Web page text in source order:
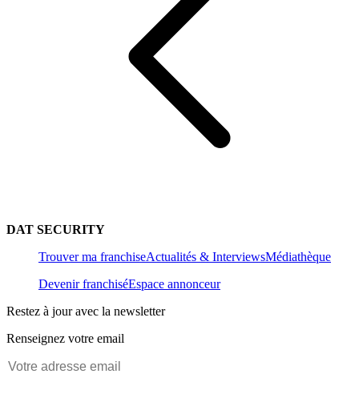
DAT SECURITY
Trouver ma franchiseActualités & InterviewsMédiathèque
Devenir franchiséEspace annonceur
Restez à jour avec la newsletter
Renseignez votre email